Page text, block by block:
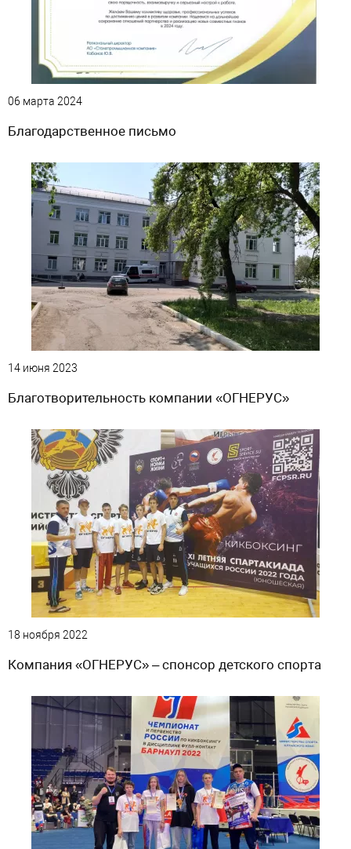
06 марта 2024
Благодарственное письмо
14 июня 2023
Благотворительность компании «ОГНЕРУС»
18 ноября 2022
Компания «ОГНЕРУС» – спонсор детского спорта